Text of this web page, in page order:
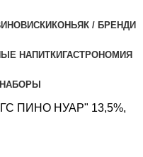
ВИСКИКОНЬЯК / БРЕНДИ
НАПИТКИГАСТРОНОМИЯ